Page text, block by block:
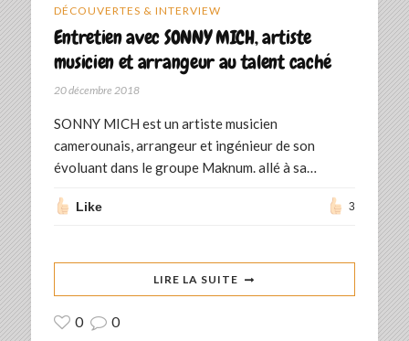
DÉCOUVERTES & INTERVIEW
Entretien avec SONNY MICH, artiste
musicien et arrangeur au talent caché
20 décembre 2018
SONNY MICH est un artiste musicien
camerounais, arrangeur et ingénieur de son
évoluant dans le groupe Maknum. allé à sa…
Like 3
LIRE LA SUITE
0 0